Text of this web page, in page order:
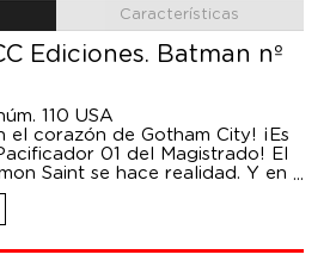
Características
Ediciones. Batman nº
110 USA
el corazón de Gotham City! ¡Es
01 del Magistrado! El
Saint se hace realidad. Y en
¡El instigador contra